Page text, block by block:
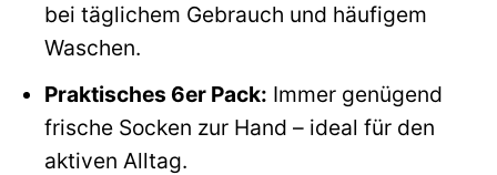
bei täglichem Gebrauch und häufigem
Waschen.
Praktisches 6er Pack: Immer genügend
frische Socken zur Hand – ideal für den
aktiven Alltag.